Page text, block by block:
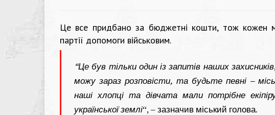
Це все придбано за бюджетні кошти, тож кожен
партії допомоги військовим.
“Це був тільки один із запитів наших
можу зараз розповісти, та будьте певні –
наші хлопці та дівчата мали потрібне
української землі“, – зазначив міський голова.